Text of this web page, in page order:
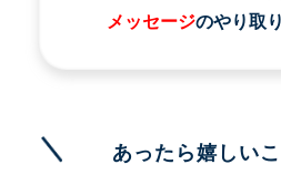
メッセージのやり取
あったら嬉しい